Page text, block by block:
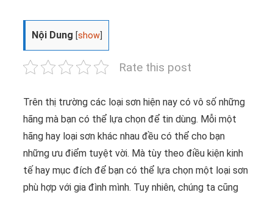
Nội Dung [show
Rate this post
Trên thị trường các loại sơn hiện nay có vô số những
hãng mà bạn có thể lựa chọn để tin dùng. Mỗi một
hãng hay loại sơn khác nhau đều có thể cho bạn
những ưu điểm tuyệt vời. Mà tùy theo điều kiện kinh
tế hay mục đích để bạn có thể lựa chọn một loại sơn
phù hợp với gia đình mình. Tuy nhiên, chúng ta cũng